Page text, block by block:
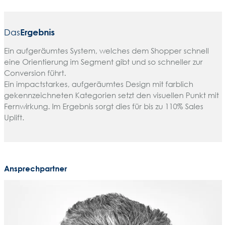
DasErgebnis
Ein aufgeräumtes System, welches dem Shopper schnell
eine Orientierung im Segment gibt und so schneller zur
Conversion führt.
Ein impactstarkes, aufgeräumtes Design mit farblich
gekennzeichneten Kategorien setzt den visuellen Punkt mit
Fernwirkung. Im Ergebnis sorgt dies für bis zu 110% Sales
Uplift.
Ansprechpartner